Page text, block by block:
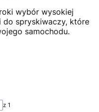
wybór wysokiej
do spryskiwaczy, które
samochodu.
z 1